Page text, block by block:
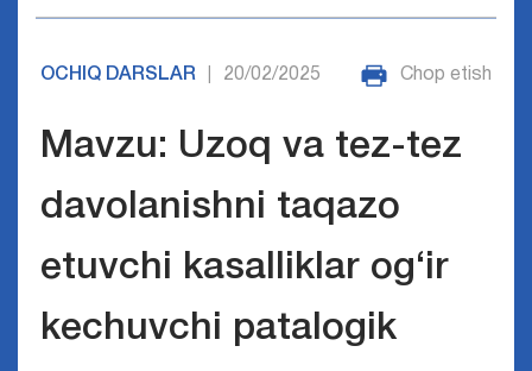
OCHIQ DARSLAR 20/02/2025 Chop etish
Mavzu: Uzoq va tez-tez
davolanishni taqazo
etuvchi kasalliklar og‘ir
kechuvchi patalogik